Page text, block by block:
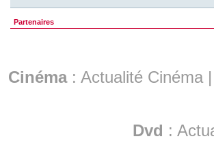
Partenaires
Cinéma: Actualité Cinéma |
Dvd :